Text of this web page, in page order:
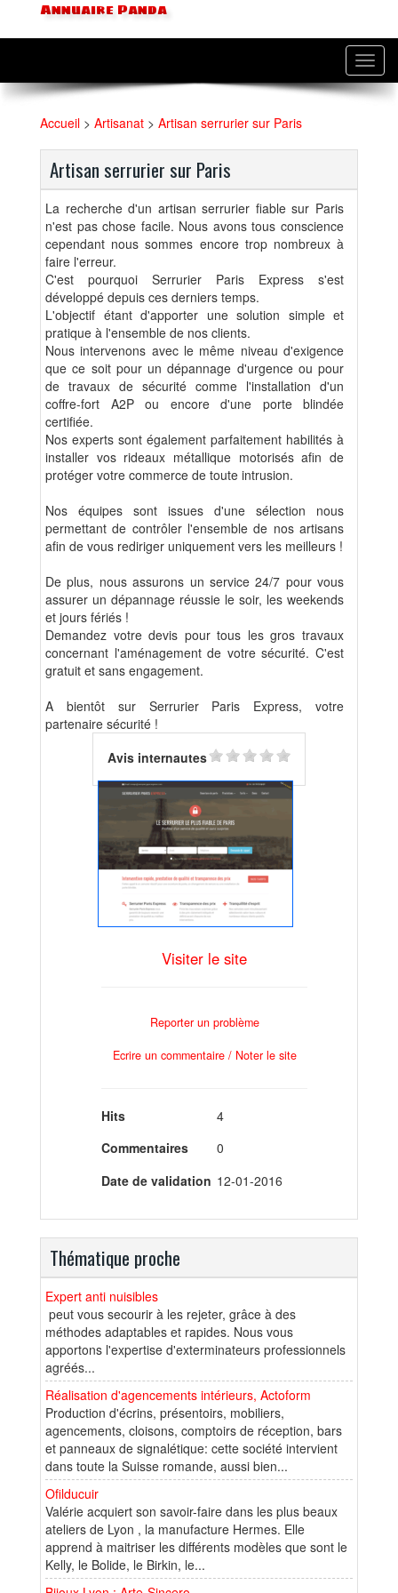
Annuaire Panda
Accueil > Artisanat > Artisan serrurier sur Paris
Artisan serrurier sur Paris
La recherche d'un artisan serrurier fiable sur Paris
n'est pas chose facile. Nous avons tous conscience
cependant nous sommes encore trop nombreux à
faire l'erreur.
C'est pourquoi Serrurier Paris Express s'est
développé depuis ces derniers temps.
L'objectif étant d'apporter une solution simple et
pratique à l'ensemble de nos clients.
Nous intervenons avec le même niveau d'exigence
que ce soit pour un dépannage d'urgence ou pour
de travaux de sécurité comme l'installation d'un
coffre-fort A2P ou encore d'une porte blindée
certifiée.
Nos experts sont également parfaitement habilités à
installer vos rideaux métallique motorisés afin de
protéger votre commerce de toute intrusion.
Nos équipes sont issues d'une sélection nous
permettant de contrôler l'ensemble de nos artisans
afin de vous rediriger uniquement vers les meilleurs !
De plus, nous assurons un service 24/7 pour vous
assurer un dépannage réussie le soir, les weekends
et jours fériés !
Demandez votre devis pour tous les gros travaux
concernant l'aménagement de votre sécurité. C'est
gratuit et sans engagement.
A bientôt sur Serrurier Paris Express, votre
partenaire sécurité !
Avis internautes
Visiter le site
Reporter un problème
Ecrire un commentaire / Noter le site
Hits
4
Commentaires
0
Date de validation 12-01-2016
Thématique proche
Expert anti nuisibles
peut vous secourir à les rejeter, grâce à des
méthodes adaptables et rapides. Nous vous
apportons l'expertise d'exterminateurs professionnels
agréés...
Réalisation d'agencements intérieurs, Actoform
Production d'écrins, présentoirs, mobiliers,
agencements, cloisons, comptoirs de réception, bars
et panneaux de signalétique: cette société intervient
dans toute la Suisse romande, aussi bien...
Ofilducuir
Valérie acquiert son savoir-faire dans les plus beaux
ateliers de Lyon , la manufacture Hermes. Elle
apprend à maitriser les différents modèles que sont le
Kelly, le Bolide, le Birkin, le...